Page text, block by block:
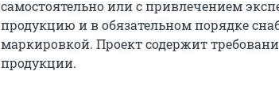
самостоятельно или с привлечением
продукцию и в обязательном порядке
маркировкой. Проект содержит
продукции.